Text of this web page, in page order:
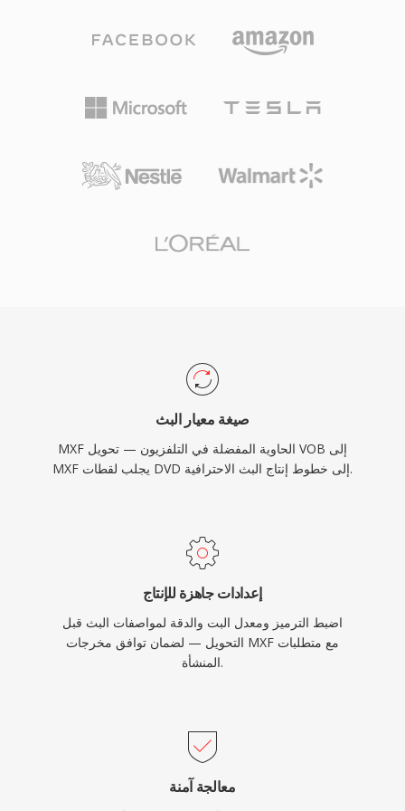
لتوصيل الأفلام للمستهلك. رغم أن البث وصيغ الأقراص
محتوى DVD الحالي.
من التحرير الأولي إلى الأرشفة بجودة الماستر. يُعد
MXF، حيث يحمل معلومات الإنتاج مثل رموز الوقت
وأسماء المقاطع والعلامات الوصفية والمراجع
مفتاح-طول-قيمة (KLV) منظم. تنتقل هذه البيانات
الاستيعاب والتحرير والرسوميات والبث والأرشفة.
سير العمل القائمة على الملفات MXF بشكل شامل،
وتعمل كصيغة تبادل لمعايير مثل AS-02 وAS-11
المستخدمة في البث.
صيغة معيار البث
MXF الحاوية المفضلة في التلفزيون — تحويل VOB إلى
MXF يجلب لقطات DVD إلى خطوط إنتاج البث الاحترافية.
إعدادات جاهزة للإنتاج
اضبط الترميز ومعدل البت والدقة لمواصفات البث قبل
التحويل — لضمان توافق مخرجات MXF مع متطلبات
المنشأة.
معالجة آمنة